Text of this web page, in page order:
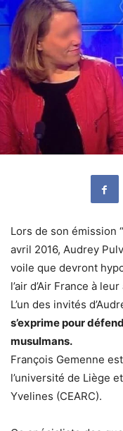
Lors de son émission “
avril 2016, Audrey
voile que devront
l’air d’Air France à
L’un des invités
s’exprime pour
musulmans.
François Gemenne
l’université de Liège
Yvelines (CEARC).